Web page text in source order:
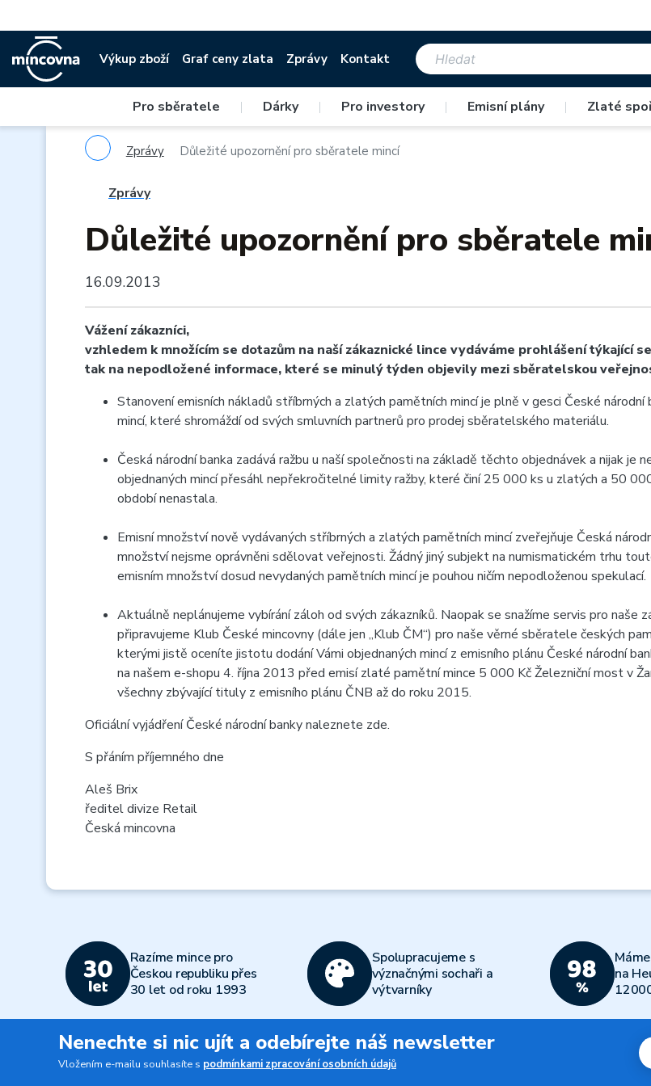
Výkup zboží Graf ceny zlata Zprávy Kontakt
Pro sběratele | Dárky | Pro investory | Emisní plány | Zlaté
Zprávy Důležité upozornění pro sběratele mincí
Zprávy
Důležité upozornění pro sběratele
16.09.2013
Vážení zákazníci,
vzhledem k množícím se dotazům na naší zákaznické lince vydáváme prohlášení týkající
tak na nepodložené informace, které se minulý týden objevily mezi sběratelskou
Stanovení emisních nákladů stříbrných a zlatých pamětních mincí je plně v gesci České
mincí, které shromáždí od svých smluvních partnerů pro prodej sběratelského materiálu.
Česká národní banka zadává ražbu u naší společnosti na základě těchto objednávek a nijak je
objednaných mincí přesáhl nepřekročitelné limity ražby, které činí 25 000 ks u zlatých a 50
období nenastala.
Emisní množství nově vydávaných stříbrných a zlatých pamětních mincí zveřejňuje Česká
množství nejsme oprávněni sdělovat veřejnosti. Žádný jiný subjekt na numismatickém trhu
emisním množství dosud nevydaných pamětních mincí je pouhou ničím nepodloženou spekulací.
Aktuálně neplánujeme vybírání záloh od svých zákazníků. Naopak se snažíme servis pro
připravujeme Klub České mincovny (dále jen „Klub ČM“) pro naše věrné sběratele českých
kterými jistě oceníte jistotu dodání Vámi objednaných mincí z emisního plánu České národní
na našem e-shopu 4. října 2013 před emisí zlaté pamětní mince 5 000 Kč Železniční most v
všechny zbývající tituly z emisního plánu ČNB až do roku 2015.
Oficiální vyjádření České národní bankynaleznete zde.
S přáním příjemného dne
Aleš Brix
ředitel divize Retail
Česká mincovna
Razíme mince pro
Českou republiku přes
30 let od roku 1993
Spolupracujeme s
význačnými sochaři a
výtvarníky
na
Nenechte si nic ujít a odebírejte náš newsletter
Vložením e-mailu souhlasíte s podmínkami zpracování osobních údajů